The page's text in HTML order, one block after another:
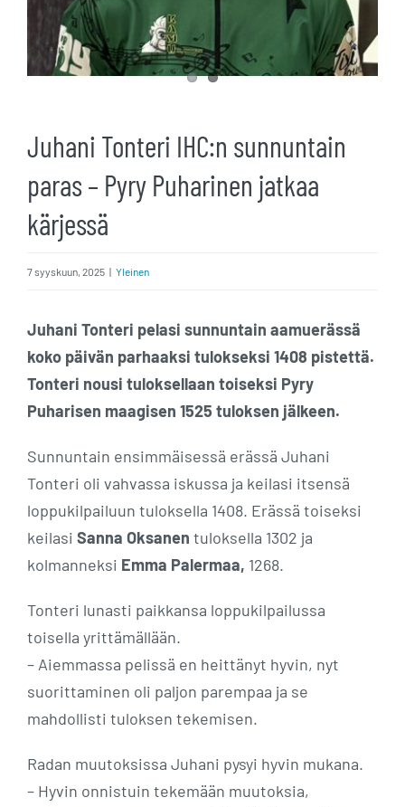
Juhani Tonteri IHC:n sunnuntain
paras – Pyry Puharinen jatkaa
kärjessä
7 syyskuun, 2025 | Yleinen
Juhani Tonteri pelasi sunnuntain aamuerässä
koko päivän parhaaksi tulokseksi 1408 pistettä.
Tonteri nousi tuloksellaan toiseksi Pyry
Puharisen maagisen 1525 tuloksen jälkeen.
Sunnuntain ensimmäisessä erässä Juhani
Tonteri oli vahvassa iskussa ja keilasi itsensä
loppukilpailuun tuloksella 1408. Erässä toiseksi
keilasi Sanna Oksanen tuloksella 1302 ja
kolmanneksi Emma Palermaa, 1268.
Tonteri lunasti paikkansa loppukilpailussa
toisella yrittämällään.
– Aiemmassa pelissä en heittänyt hyvin, nyt
suorittaminen oli paljon parempaa ja se
mahdollisti tuloksen tekemisen.
Radan muutoksissa Juhani pysyi hyvin mukana.
– Hyvin onnistuin tekemään muutoksia,